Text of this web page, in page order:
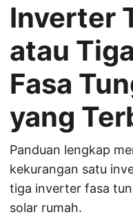
Inverter
atau
Fasa
yang
Panduan lengkap
kekurangan satu
tiga inverter fasa
solar rumah.